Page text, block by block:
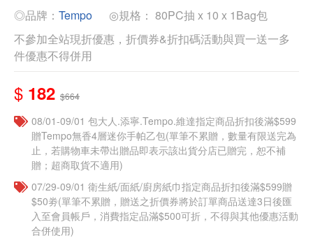
◎品牌： Tempo
◎規格： 80PC抽 x 10 x 1Bag包
不參加全站現折優惠，折價券&折扣碼活動與買一送一多
件優惠不得併用
$ 182 $664
08/01-09/01 包大人.添寧.Tempo.維達指定商品折扣後滿$599
贈Tempo無香4層迷你手帕乙包(單筆不累贈，數量有限送完為
止，若購物車未帶出贈品即表示該出貨分店已贈完，恕不補
贈；超商取貨不適用)
07/29-09/01 衛生紙/面紙/廚房紙巾指定商品折扣後滿$599贈
$50劵(單筆不累贈，贈送之折價券將於訂單商品送達3日後匯
入至會員帳戶，消費指定品滿$500可折，不得與其他優惠活動
合併使用)